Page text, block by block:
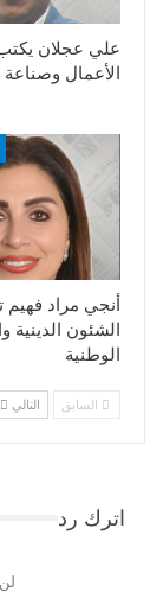
علي عجلان
الأعمال
أنجي مراد فهيم
الشئون الدينية
الوطنية
السابق التالي
اترك رد